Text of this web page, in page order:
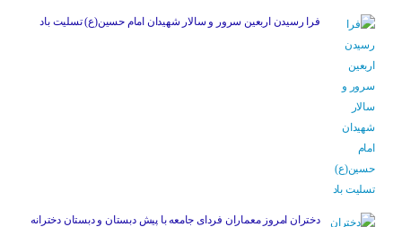
فرا رسیدن اربعین سرور و سالار شهیدان امام حسین(ع) تسلیت باد
دختران امروز معماران فردای جامعه با پیش دبستان و دبستان دخترانه